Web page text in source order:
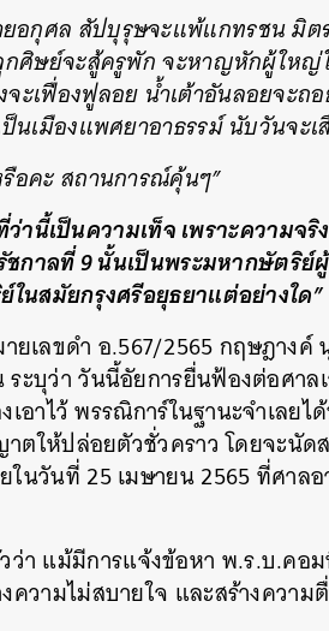
ยอกุศล สัปบุรุษจะแพ้แกทรชน มิ
ศิษย์จะสู้ครูพัก จะหาญหักผู้ให
ะเฟื่องฟูลอย น้ำเต้าอันลอยจะถ
นเมืองแพศยาอาธรรม์ นับวันจะ
อคะ สถานการณ์คุ้นๆ”
านี้เป็นความเท็จ เพราะความจ
กาลที่ 9 นั้นเป็นพระมหากษัตริย์
นสมัยกรุงศรีอยุธยาแต่อย่างใด”
เลขดำ อ.567/2565 กฤษฎางค์
บุว่า วันนี้อัยการยื่นฟ้องต่อศาล
อาไว้ พรรณิการ์ในฐานะจำเลย
ตให้ปล่อยตัวชั่วคราว โดยจะนัด
นวันที่ 25 เมษายน 2565 ที่ศาล
า แม้มีการแจ้งข้อหา พ.ร.บ.คอ
ความไม่สบายใจ และสร้างควา
LINE EMAIL